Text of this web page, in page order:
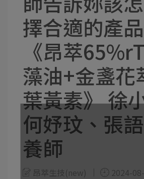
擇合適的產品
《昂萃
藻油+金盞花
葉黃素》 徐
何妤玟、張
養師
昂萃生技(new) 2024-